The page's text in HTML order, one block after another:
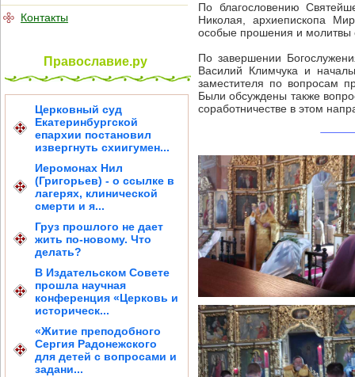
Контакты
Православие.ру
Церковный суд
Екатеринбургской
епархии постановил
извергнуть схиигумен...
Иеромонах Нил
(Григорьев) - о ссылке в
лагерях, клинической
смерти и я...
Груз прошлого не дает
жить по-новому. Что
делать?
В Издательском Совете
прошла научная
конференция «Церковь и
историческ...
«Житие преподобного
Сергия Радонежского
для детей с вопросами и
задани...
По благословению
Николая, архиепископа
особые прошения и молитвы
По завершении
Василий Климчука и
заместителя по вопросам
Были обсуждены также
соработничестве в этом